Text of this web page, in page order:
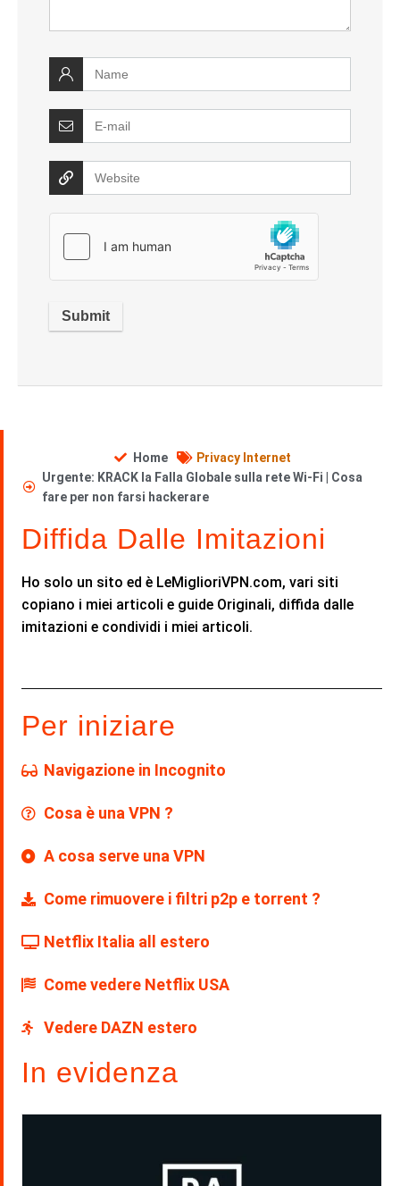
Home
Privacy Internet
Urgente: KRACK la Falla Globale sulla rete Wi-Fi | Cosa
fare per non farsi hackerare
Diffida Dalle Imitazioni
Ho solo un sito ed è LeMiglioriVPN.com, vari siti
copiano i miei articoli e guide Originali, diffida dalle
imitazioni e condividi i miei articoli.
Per iniziare
Navigazione in Incognito
Cosa è una VPN ?
A cosa serve una VPN
Come rimuovere i filtri p2p e torrent ?
Netflix Italia all estero
Come vedere Netflix USA
Vedere DAZN estero
In evidenza